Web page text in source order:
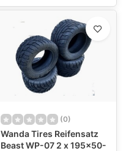
(0)
Wanda Tires Reifensatz
Beast WP-07 2 x 195x50-